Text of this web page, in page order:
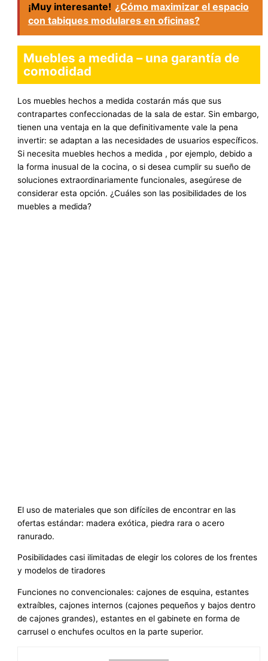
¡Muy interesante! ¿Cómo maximizar el espacio
con tabiques modulares en oficinas?
Muebles a medida – una garantía de
comodidad
Los muebles hechos a medida costarán más que sus
contrapartes confeccionadas de la sala de estar. Sin embargo,
tienen una ventaja en la que definitivamente vale la pena
invertir: se adaptan a las necesidades de usuarios específicos.
Si necesita muebles hechos a medida , por ejemplo, debido a
la forma inusual de la cocina, o si desea cumplir su sueño de
soluciones extraordinariamente funcionales, asegúrese de
considerar esta opción. ¿Cuáles son las posibilidades de los
muebles a medida?
El uso de materiales que son difíciles de encontrar en las
ofertas estándar: madera exótica, piedra rara o acero
ranurado.
Posibilidades casi ilimitadas de elegir los colores de los frentes
y modelos de tiradores
Funciones no convencionales: cajones de esquina, estantes
extraíbles, cajones internos (cajones pequeños y bajos dentro
de cajones grandes), estantes en el gabinete en forma de
carrusel o enchufes ocultos en la parte superior.